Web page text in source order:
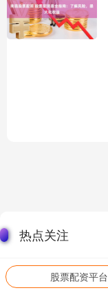
热点关注
股票配资平台